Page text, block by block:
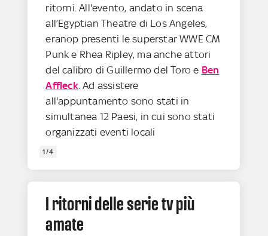
ritorni. All'evento, andato in scena
all’Egyptian Theatre di Los Angeles,
eranop presenti le superstar WWE CM
Punk e Rhea Ripley, ma anche attori
del calibro di Guillermo del Toro e Ben
Affleck. Ad assistere
all'appuntamento sono stati in
simultanea 12 Paesi, in cui sono stati
organizzati eventi locali
1/4
I ritorni delle serie tv più
amate